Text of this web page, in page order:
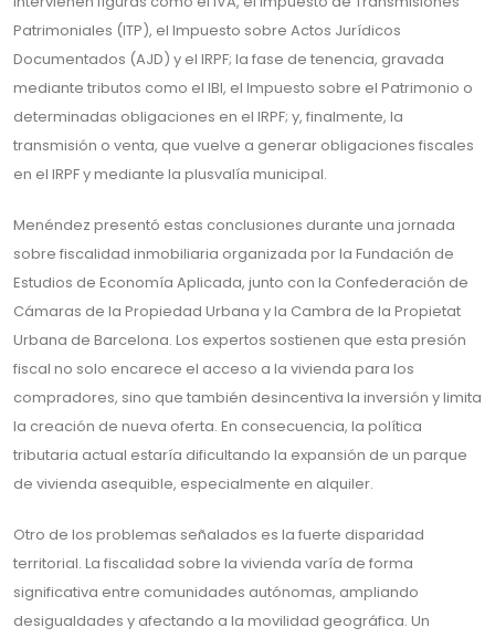
Patrimoniales (ITP), el Impuesto sobre Actos Jurídicos
Documentados (AJD) y el IRPF; la fase de tenencia, gravada
mediante tributos como el IBI, el Impuesto sobre el Patrimonio o
determinadas obligaciones en el IRPF; y, finalmente, la
transmisión o venta, que vuelve a generar obligaciones fiscales
en el IRPF y mediante la plusvalía municipal.
Menéndez presentó estas conclusiones durante una jornada
sobre fiscalidad inmobiliaria organizada por la Fundación de
Estudios de Economía Aplicada, junto con la Confederación de
Cámaras de la Propiedad Urbana y la Cambra de la Propietat
Urbana de Barcelona. Los expertos sostienen que esta presión
fiscal no solo encarece el acceso a la vivienda para los
compradores, sino que también desincentiva la inversión y limita
la creación de nueva oferta. En consecuencia, la política
tributaria actual estaría dificultando la expansión de un parque
de vivienda asequible, especialmente en alquiler.
Otro de los problemas señalados es la fuerte disparidad
territorial. La fiscalidad sobre la vivienda varía de forma
significativa entre comunidades autónomas, ampliando
desigualdades y afectando a la movilidad geográfica. Un